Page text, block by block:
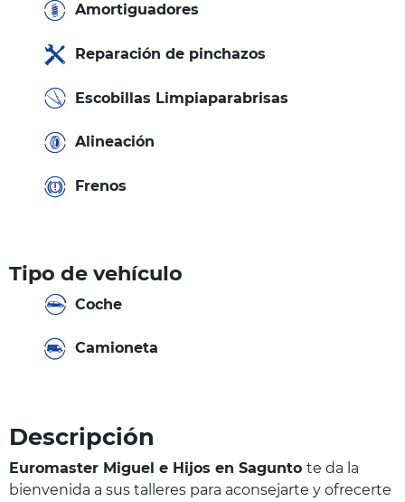
Amortiguadores
Reparación de pinchazos
Escobillas Limpiaparabrisas
Alineación
Frenos
Tipo de vehículo
Coche
Camioneta
Descripción
Euromaster Miguel e Hijos en Sagunto te da la
bienvenida a sus talleres para aconsejarte y ofrecerte